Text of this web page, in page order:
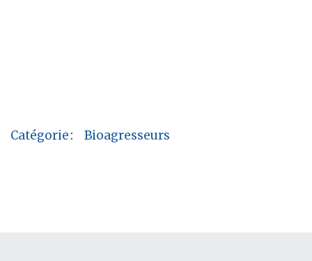
Catégorie: Bioagresseurs